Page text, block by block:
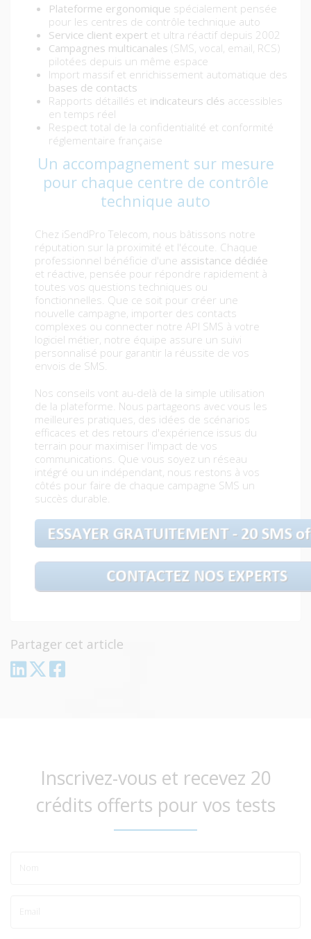
Plateforme ergonomique spécialement pensée
pour les centres de contrôle technique auto
Service client expert et ultra réactif depuis 2002
Campagnes multicanales (SMS, vocal, email, RCS)
pilotées depuis un même espace
Import massif et enrichissement automatique des
bases de contacts
Rapports détaillés et indicateurs clés accessibles
en temps réel
Respect total de la confidentialité et conformité
réglementaire française
Un accompagnement sur mesure
pour chaque centre de contrôle
technique auto
Chez iSendPro Telecom, nous bâtissons notre
réputation sur la proximité et l'écoute. Chaque
professionnel bénéficie d'une assistance dédiée
et réactive, pensée pour répondre rapidement à
toutes vos questions techniques ou
fonctionnelles. Que ce soit pour créer une
nouvelle campagne, importer des contacts
complexes ou connecter notre API SMS à votre
logiciel métier, notre équipe assure un suivi
personnalisé pour garantir la réussite de vos
envois de SMS.
Nos conseils vont au-delà de la simple utilisation
de la plateforme. Nous partageons avec vous les
meilleures pratiques, des idées de scénarios
efficaces et des retours d'expérience issus du
terrain pour maximiser l'impact de vos
communications. Que vous soyez un réseau
intégré ou un indépendant, nous restons à vos
côtés pour faire de chaque campagne SMS un
succès durable.
Partager cet article
Inscrivez-vous et recevez 20
crédits offerts pour vos tests